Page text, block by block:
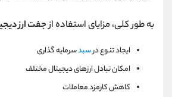
به طور کلی، مزایای استفاده ازجفت ارز
ایجاد تنوع درسبدسرمایه گذاری
امکان تبادل ارزهای دیجیتال مختلف
کاهش کارمزد معاملات